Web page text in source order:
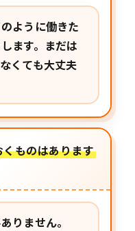
ように働きた
ます。まだは
くても大丈夫
ものはあります
りません。